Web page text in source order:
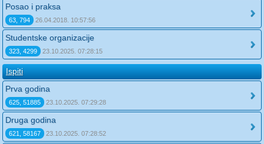
Posao i praksa
63, 794 26.04.2018. 10:57:56
Studentske organizacije
323, 4299 23.10.2025. 07:28:15
Ispiti
Prva godina
625, 51885 23.10.2025. 07:29:28
Druga godina
621, 58167 23.10.2025. 07:28:52